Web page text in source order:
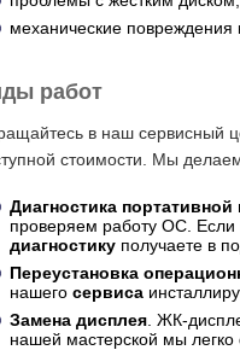
механические повреждения
работ
в наш сервисный
стоимости. Мы
Диагностика
проверяем работу ОС. Если
диагностику получаете в
Переустановка
нашего сервиса
Замена дисплея . ЖК-
нашей мастерской мы легко